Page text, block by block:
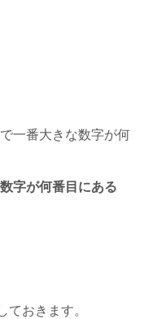
一番大きな数字が何
字が何番目にある
おきます。